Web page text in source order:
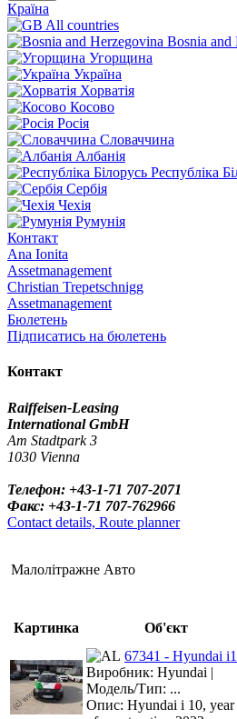
Країна
All countries
Bosnia and
Угорщина
Україна
Хорватія
Косово
Росія
Словаччина
Албанія
Республіка
Сербія
Чехія
Румунія
Контакт
Ana Ionita
Assetmanagement
Christian Trepetschnigg
Assetmanagement
Бюлетень
Підписатись на бюлетень
Контакт
Raiffeisen-Leasing
International GmbH
Am Stadtpark 3
1030 Vienna
Телефон: +43-1-71 707-2071
Факс: +43-1-71 707-762966
Contact details, Route planner
Малолітражне Авто
Картинка Об'єкт
67341 - Hyundai
Виробник: Hyundai |
Модель/Тип: ...
Опис: Hyundai i 10, year